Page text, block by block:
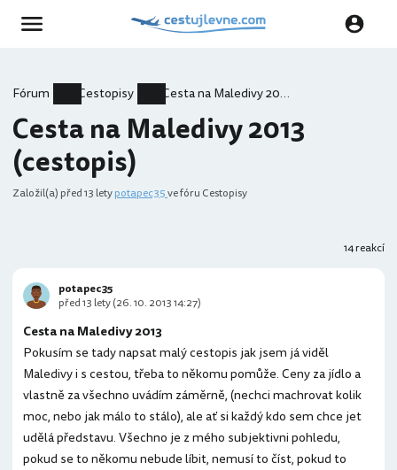
Fórum Cestopisy Cesta na Maledivy 2013 (cestopis)
Cesta na Maledivy 2013
(cestopis)
Založil(a) před 13 letypotapec35ve fóru Cestopisy
14 reakcí
Cesta na Maledivy 2013
Pokusím se tady napsat malý cestopis jak jsem já viděl
Maledivy i s cestou, třeba to někomu pomůže. Ceny za jídlo a
vlastně za všechno uvádím záměrně, (nechci machrovat kolik
moc, nebo jak málo to stálo), ale ať si každý kdo sem chce jet
udělá představu. Všechno je z mého subjektivni pohledu,
pokud se to někomu nebude líbit, nemusí to číst, pokud to
potapec35
před 13 lety (26. 10. 2013 14:27)